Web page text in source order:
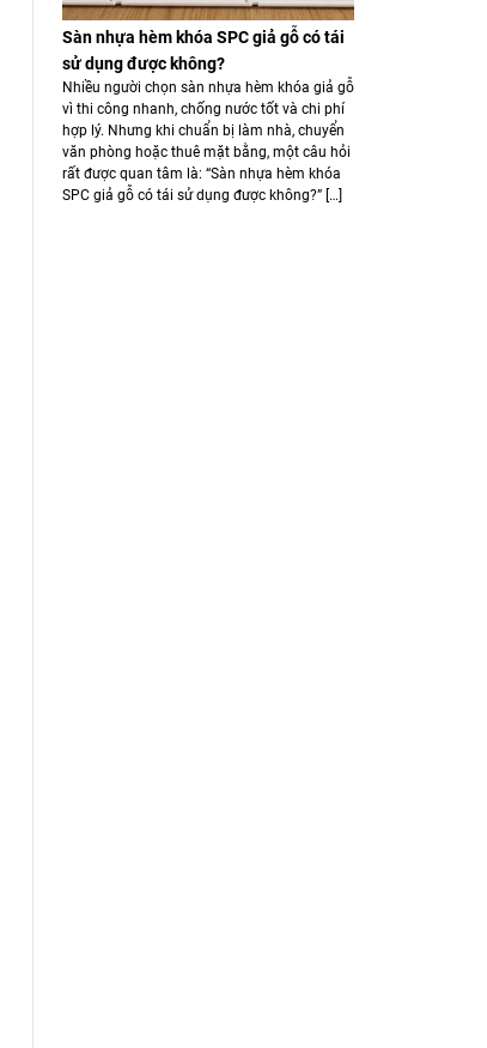
Sàn nhựa hèm khóa SPC giả gỗ có tái
sử dụng được không?
Nhiều người chọn sàn nhựa hèm khóa giả gỗ
vì thi công nhanh, chống nước tốt và chi phí
hợp lý. Nhưng khi chuẩn bị làm nhà, chuyển
văn phòng hoặc thuê mặt bằng, một câu hỏi
rất được quan tâm là: “Sàn nhựa hèm khóa
SPC giả gỗ có tái sử dụng được không?” […]